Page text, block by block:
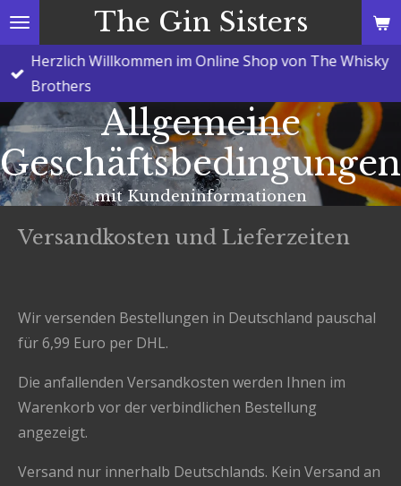
Zum
Hauptinhalt
springen
The Gin Sisters
Herzlich Willkommen im Online Shop von The Whisky
Brothers
Allgemeine
Geschäftsbedingungen
mit Kundeninformationen
Versandkosten und Lieferzeiten
Wir versenden Bestellungen in Deutschland pauschal
für 6,99 Euro per DHL.
Die anfallenden Versandkosten werden Ihnen im
Warenkorb vor der verbindlichen Bestellung
angezeigt.
Versand nur innerhalb Deutschlands. Kein Versand an